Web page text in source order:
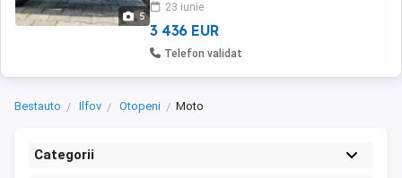
5
are 58.000 km, este ținută la garaj. ...
23 iunie
3 436 EUR
Telefon validat
Bestauto Ilfov Otopeni Moto
Categorii